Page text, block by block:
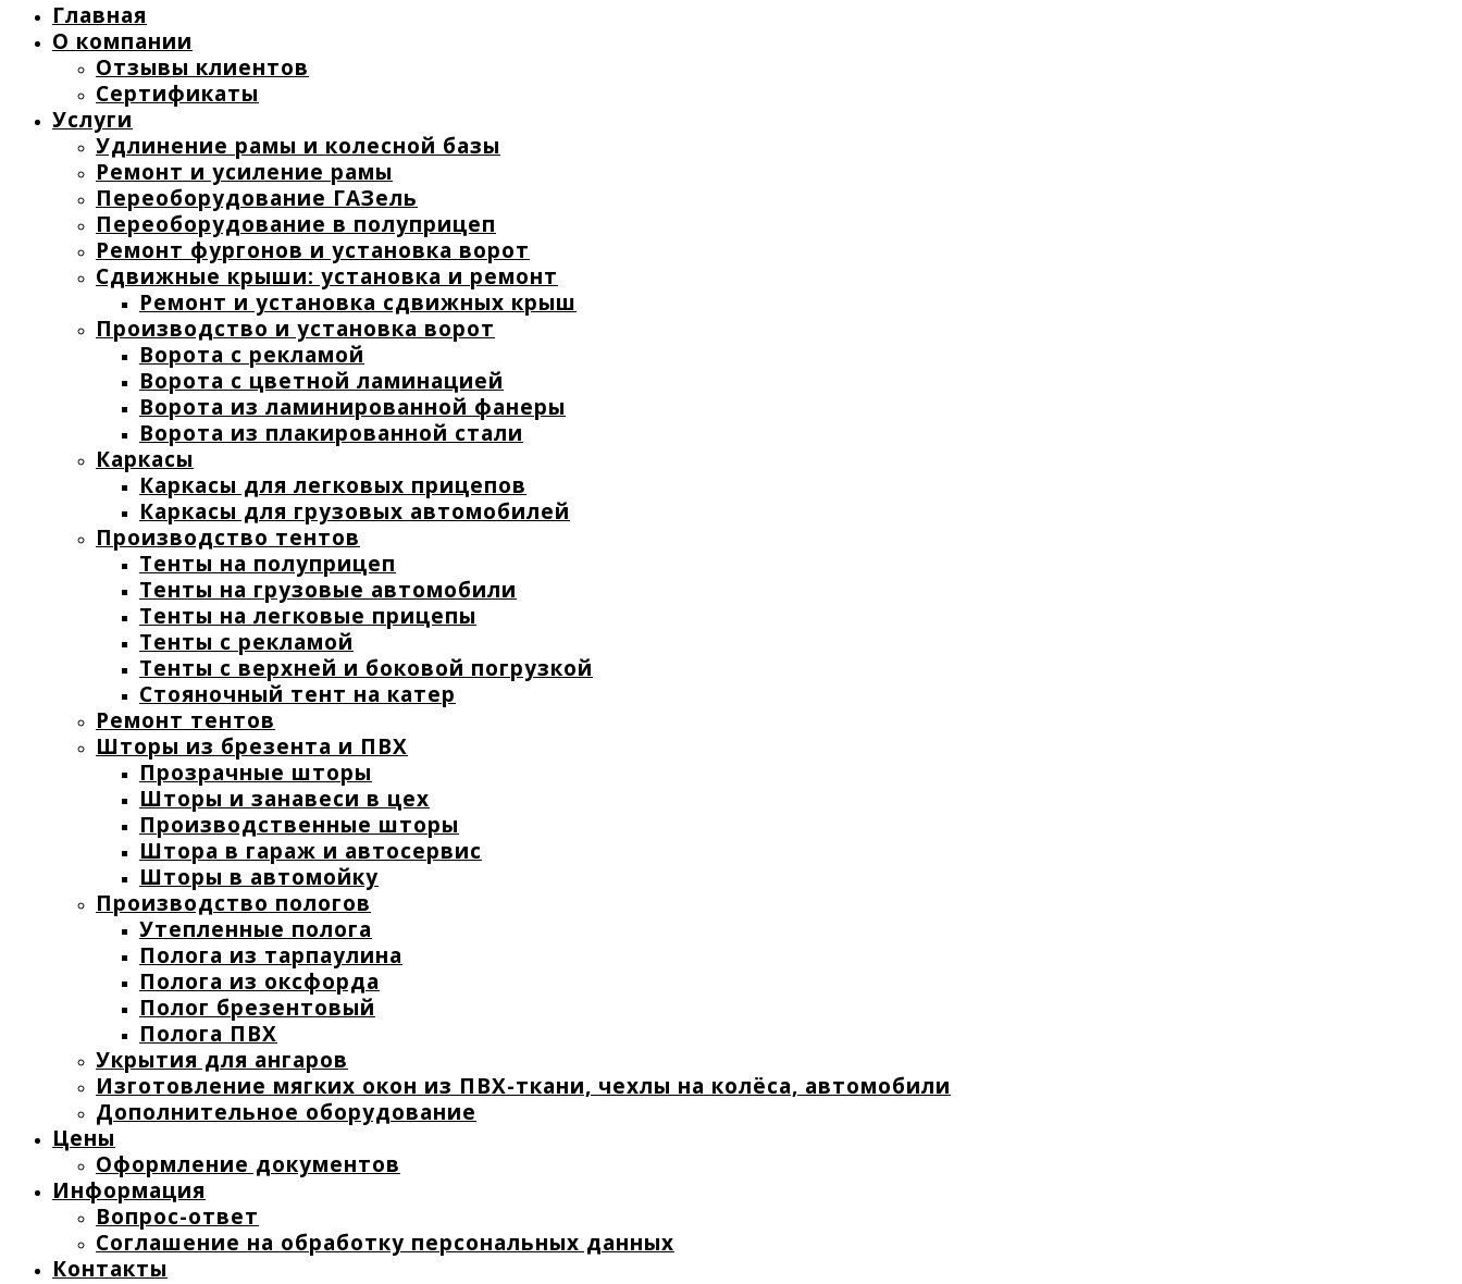
Главная
О компании
Отзывы клиентов
Сертификаты
Услуги
Удлинение рамы и колесной базы
Ремонт и усиление рамы
Переоборудование ГАЗель
Переоборудование в полуприцеп
Ремонт фургонов и установка ворот
Сдвижные крыши: установка и ремонт
Ремонт и установка сдвижных крыш
Производство и установка ворот
Ворота с рекламой
Ворота с цветной ламинацией
Ворота из ламинированной фанеры
Ворота из плакированной стали
Каркасы
Каркасы для легковых прицепов
Каркасы для грузовых автомобилей
Производство тентов
Тенты на полуприцеп
Тенты на грузовые автомобили
Тенты на легковые прицепы
Тенты с рекламой
Тенты с верхней и боковой погрузкой
Стояночный тент на катер
Ремонт тентов
Шторы из брезента и ПВХ
Прозрачные шторы
Шторы и занавеси в цех
Производственные шторы
Штора в гараж и автосервис
Шторы в автомойку
Производство пологов
Утепленные полога
Полога из тарпаулина
Полога из оксфорда
Полог брезентовый
Полога ПВХ
Укрытия для ангаров
Изготовление мягких окон из ПВХ-ткани, чехлы на колёса, автомобили
Дополнительное оборудование
Цены
Оформление документов
Информация
Вопрос-ответ
Соглашение на обработку персональных данных
Контакты